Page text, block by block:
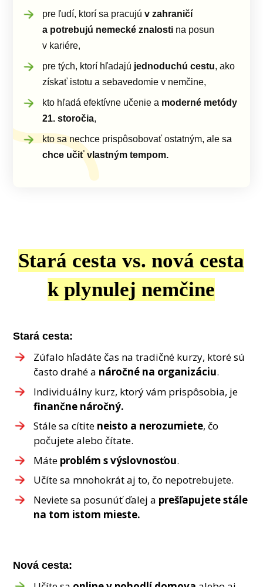
pre ľudí, ktorí sa pracujúv zahraničí
a potrebujú nemecké znalosti na posun
v kariére,
pre tých, ktorí hľadajú jednoduchú cestu, ako
získať istotu a sebavedomie v nemčine,
kto hľadá efektívne učenie a moderné metódy
21. storočia,
kto sa nechce prispôsobovať ostatným, ale sa
chce učiť vlastným tempom.
Stará cesta vs. nová cesta
k plynulej nemčine
Stará cesta:
Zúfalo hľadáte čas na tradičné kurzy, ktoré sú
často drahé a náročné na organizáciu.
Individuálny kurz, ktorý vám prispôsobia, je
finančne náročný.
Stále sa cítite neisto a nerozumiete, čo
počujete alebo čítate.
Máte problém s výslovnosťou.
Učíte sa mnohokrát aj to, čo nepotrebujete.
Neviete sa posunúť ďalej a prešľapujete stále
na tom istom mieste.
Nová cesta: